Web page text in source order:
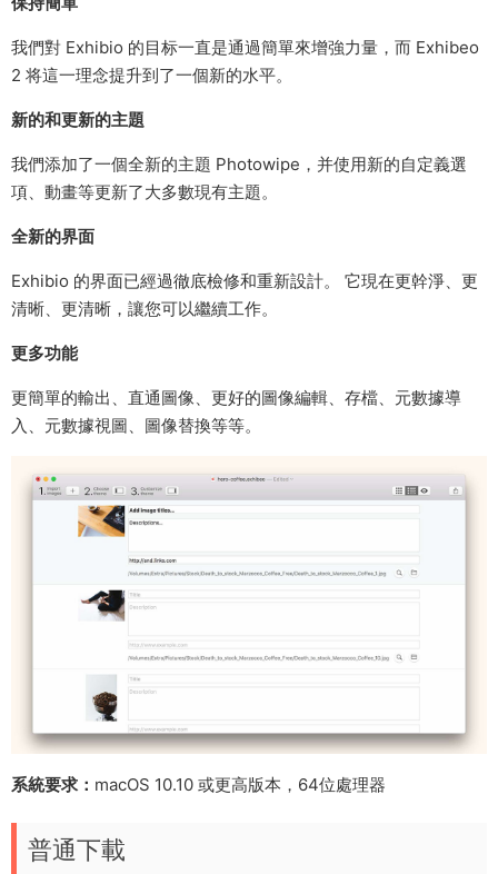
我們對 Exhibio 的目标一直是通過簡單來增強力量，而 Exhibeo
2 将這一理念提升到了一個新的水平。
新的和更新的主題
我們添加了一個全新的主題 Photowipe，并使用新的自定義選
項、動畫等更新了大多數現有主題。
全新的界面
Exhibio 的界面已經過徹底檢修和重新設計。 它現在更幹淨、更
清晰、更清晰，讓您可以繼續工作。
更多功能
更簡單的輸出、直通圖像、更好的圖像編輯、存檔、元數據導
入、元數據視圖、圖像替換等等。
系統要求： macOS 10.10 或更高版本，64位處理器
普通下載